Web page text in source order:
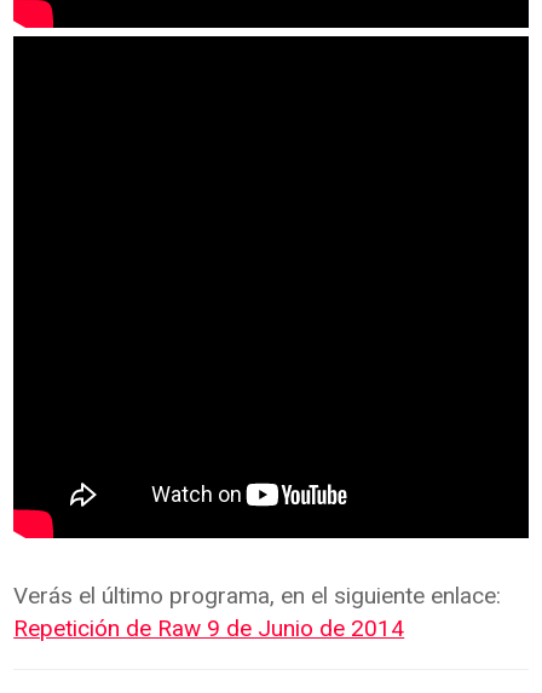
Verás el último programa, en el siguiente enlace:
Repetición de Raw 9 de Junio de 2014